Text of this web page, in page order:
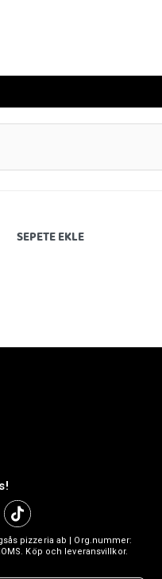
SEPETE EKLE
pizzeria ab | Org.nummer:
Köp och leveransvillkor.